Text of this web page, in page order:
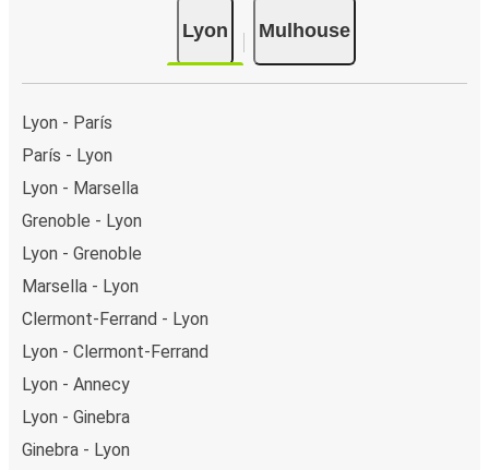
Lyon Mulhouse
Lyon - París
París - Lyon
Lyon - Marsella
Grenoble - Lyon
Lyon - Grenoble
Marsella - Lyon
Clermont-Ferrand - Lyon
Lyon - Clermont-Ferrand
Lyon - Annecy
Lyon - Ginebra
Ginebra - Lyon